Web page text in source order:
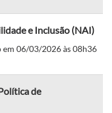
e Inclusão (NAI)
06/03/2026 às 08h36
de